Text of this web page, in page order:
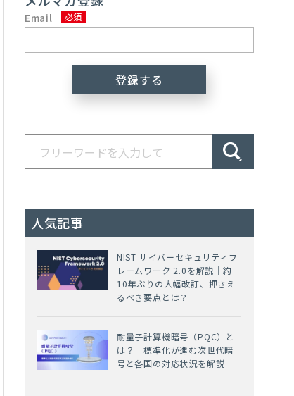
Email
人気記事
NIST サイバーセキュリティフ
レームワーク 2.0を解説｜約
10年ぶりの大幅改訂、押さえ
るべき要点とは？
耐量子計算機暗号（PQC）と
は？｜標準化が進む次世代暗
号と各国の対応状況を解説